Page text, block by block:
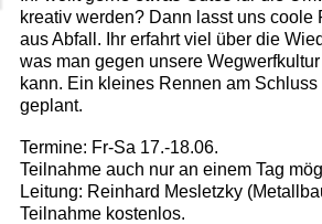
kreativ werden? Dann lasst uns coole
aus Abfall. Ihr erfahrt viel über die
was man gegen unsere
kann. Ein kleines Rennen am
geplant.
Termine: Fr-Sa 17.-18.06.
Teilnahme auch nur an einem Tag
Leitung: Reinhard Mesletzky
Teilnahme kostenlos.